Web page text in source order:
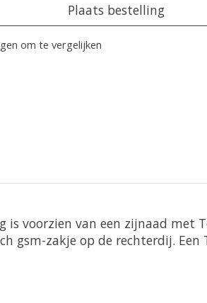
Plaats bestelling
om te vergelijken
is voorzien van een zijnaad met
gsm-zakje op de rechterdij. Een